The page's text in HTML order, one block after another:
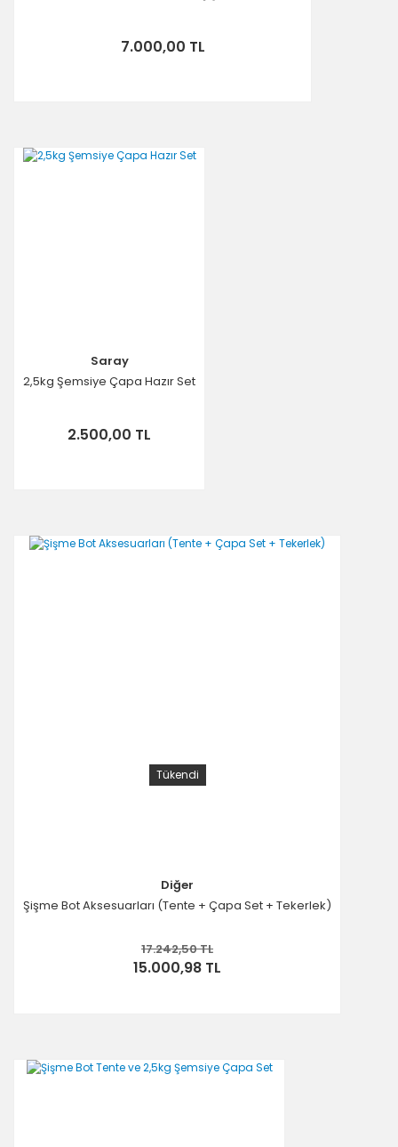
7.000,00 TL
Saray
2,5kg Şemsiye Çapa Hazır Set
2.500,00 TL
Tükendi
Diğer
Şişme Bot Aksesuarları (Tente + Çapa Set + Tekerlek)
17.242,50 TL
15.000,98 TL